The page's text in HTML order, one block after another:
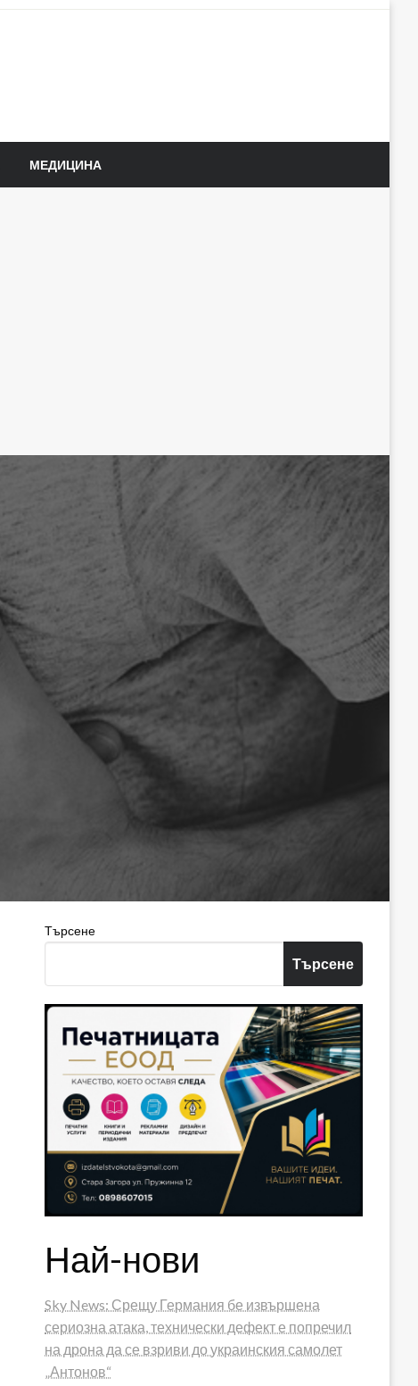
МЕДИЦИНА
Търсене
Търсене
Най-нови
Sky News: Срещу Германия бе извършена
сериозна атака, технически дефект е попречил
на дрона да се взриви до украинския самолет
„Антонов“